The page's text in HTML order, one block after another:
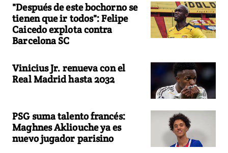
"Después de este bochorno se
tienen que ir todos": Felipe
Caicedo explota contra
Barcelona SC
Vinicius Jr. renueva con el
Real Madrid hasta 2032
PSG suma talento francés:
Maghnes Akliouche ya es
nuevo jugador parisino